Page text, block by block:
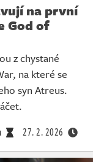
na první
God of
z chystané
na které se
syn Atreus.
27. 2. 2026